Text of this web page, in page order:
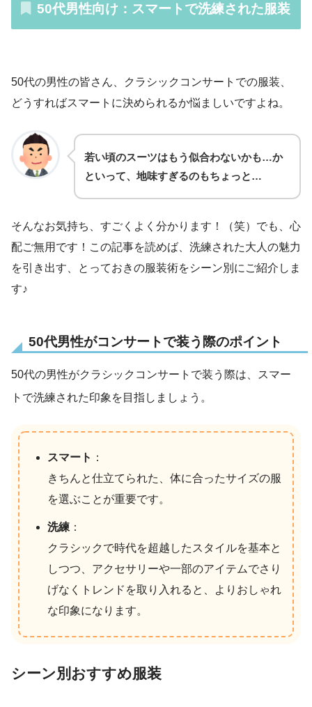
50代男性向け：スマートで洗練された服装
50代の男性の皆さん、クラシックコンサートでの服装、
どうすればスマートに決められるか悩ましいですよね。
若い頃のスーツはもう似合わないかも…か
といって、地味すぎるのもちょっと…
そんなお気持ち、すごくよく分かります！（笑）でも、心
配ご無用です！この記事を読めば、洗練された大人の魅力
を引き出す、とっておきの服装術をシーン別にご紹介しま
す♪
50代男性がコンサートで装う際のポイント
50代の男性がクラシックコンサートで装う際は、スマー
トで洗練された印象を目指しましょう。
スマート ：
きちんと仕立てられた、体に合ったサイズの服
を選ぶことが重要です。
洗練 ：
クラシックで時代を超越したスタイルを基本と
しつつ、アクセサリーや一部のアイテムでさり
げなくトレンドを取り入れると、よりおしゃれ
な印象になります。
シーン別おすすめ服装